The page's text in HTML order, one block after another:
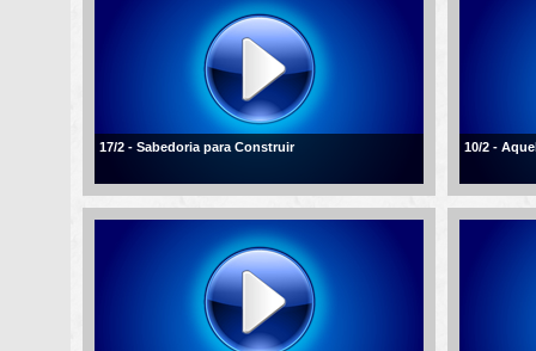
17/2 - Sabedoria para Construir 10/2 -